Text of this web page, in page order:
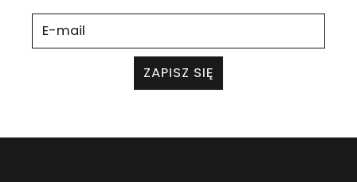
ZAPISZ SIĘ